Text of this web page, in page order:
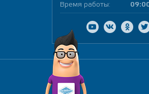
Время работы: